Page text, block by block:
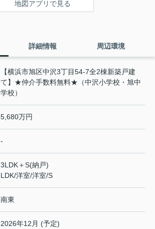
地図アプリで見る
詳細情報 周辺環境
【横浜市旭区中沢3丁目54-7全2棟新築戸建
て】★仲介手数料無料★（中沢小学校・旭中
学校）
5,680万円
-
3LDK＋S(納戸)
LDK/洋室/洋室/S
南東
2026年12月 (予定)